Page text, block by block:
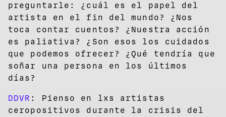
preguntarle: ¿cuál es el papel del
artista en el fin del mundo? ¿Nos
toca contar cuentos? ¿Nuestra acción
es paliativa? ¿Son esos los cuidados
que podemos ofrecer? ¿Qué tendría que
soñar una persona en los últimos
días?
DDVR : Pienso en lxs artistas
ceropositivos durante la crisis del